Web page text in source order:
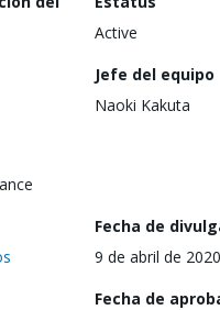
Active
Jefe del equipo
Naoki Kakuta
Fecha de
9 de abril de 2020
Fecha de